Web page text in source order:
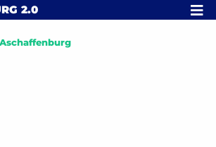
2.0 MENÜ